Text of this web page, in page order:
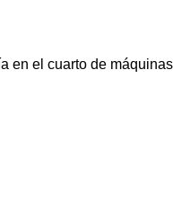
en el cuarto de